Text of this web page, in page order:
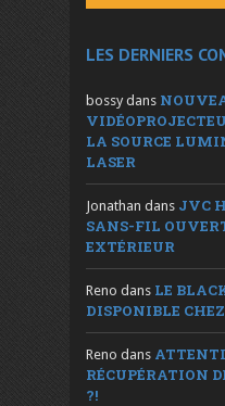
LES DERNIERS
bossy dans
LA SOURCE
LASER
Jonathan dans JVC
SANS-FIL
EXTÉRIEUR
Reno dans LE
DISPONIBLE
Reno dans
RÉCUPÉRATION
?!